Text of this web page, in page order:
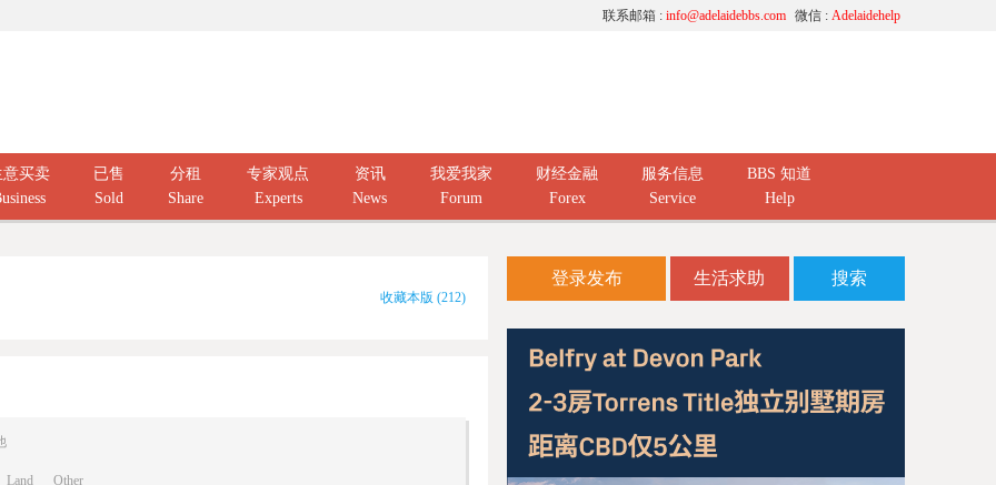
微信 : Adelaidehelp
联系邮箱 : info@adelaidebbs.com
意买卖
已售
Sold
分租
Share
专家观点
Experts
资讯
News
我爱我家
Forum
财经金融
Forex
服务信息
Service
BBS 知道
Help
收藏本版 (212)
Land Other
登录发布 生活求助 搜索